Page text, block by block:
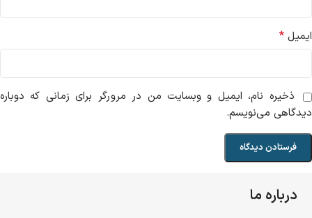
ایمیل *
ذخیره نام، ایمیل و وبسایت من در مرورگر برای زمانی که دوباره
دیدگاهی می‌نویسم.
درباره ما